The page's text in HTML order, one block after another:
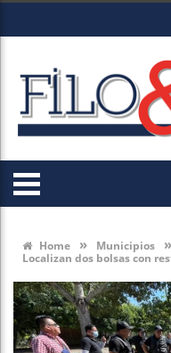
Home » Municipios »
Localizan dos bolsas con